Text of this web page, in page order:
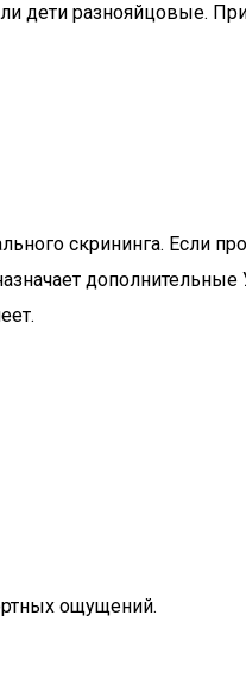
дети разнояйцовые.
скрининга. Если
ощущений.